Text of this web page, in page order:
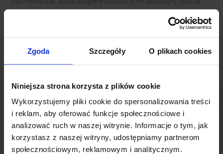
Zgoda Szczegóły O plikach cookies
Niniejsza strona korzysta z plików cookie
Wykorzystujemy pliki cookie do spersonalizowania treści
i reklam, aby oferować funkcje społecznościowe i
analizować ruch w naszej witrynie. Informacje o tym, jak
korzystasz z naszej witryny, udostępniamy partnerom
społecznościowym, reklamowym i analitycznym.
sprzyjać rozwojowi tej dzielnicy zgodnie z trendem 15-minutowego